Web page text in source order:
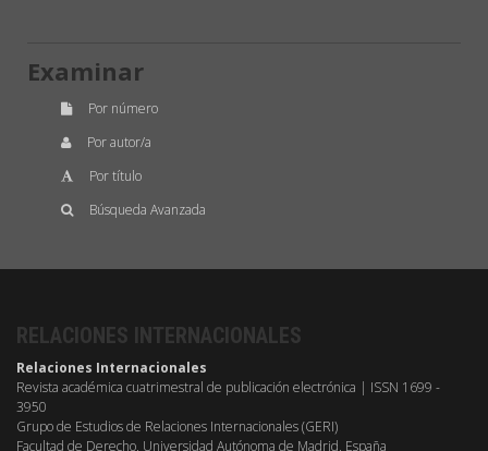
Examinar
Por número
Por autor/a
Por título
Búsqueda Avanzada
RELACIONES INTERNACIONALES
Relaciones Internacionales
Revista académica cuatrimestral de publicación electrónica | ISSN 1699 -
3950
Grupo de Estudios de Relaciones Internacionales (GERI)
Facultad de Derecho, Universidad Autónoma de Madrid, España